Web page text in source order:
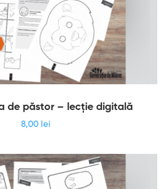
de păstor – lecție digitală
8,00 lei